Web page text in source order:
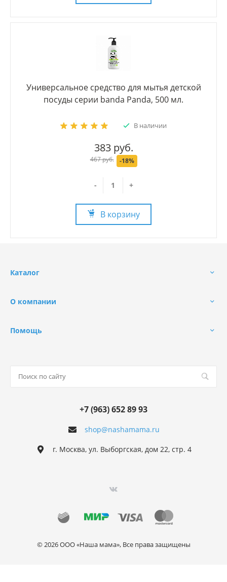
Универсальное средство для мытья детской
посуды серии banda Panda, 500 мл.
В наличии
383 руб.
467 руб. -18%
- +
В корзину
Каталог
О компании
Помощь
shop@nashamama.ru
+7 (963) 652 89 93
г. Москва, ул. Выборгская, дом 22, стр. 4
© 2026 ООО «Наша мама», Все права защищены